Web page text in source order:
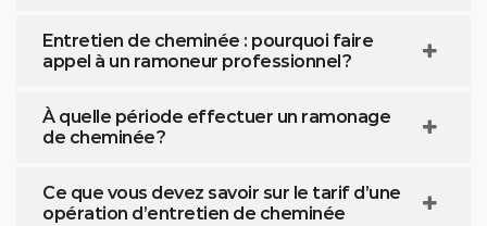
Entretien de cheminée : pourquoi faire
appel à un ramoneur professionnel ?
À quelle période effectuer un ramonage
de cheminée ?
Ce que vous devez savoir sur le tarif d’une
opération d’entretien de cheminée